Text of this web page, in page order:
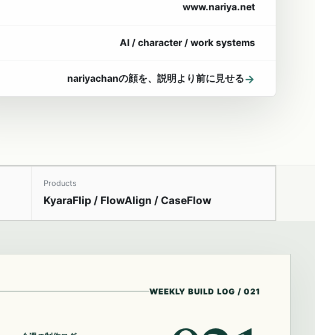
www.nariya.net
AI / character / work systems
nariyachanの顔を、説明より前に見せる→
Products
KyaraFlip / FlowAlign / CaseFlow
WEEKLY BUILD LOG / 021